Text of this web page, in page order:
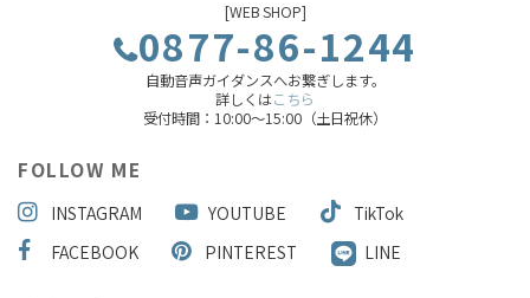
[WEB SHOP]
0877-86-1244
自動音声ガイダンスへお繋ぎします。
詳しくはこちら
受付時間：10:00～15:00（土日祝休）
FOLLOW ME
INSTAGRAM YOUTUBE
TikTok
FACEBOOK
PINTEREST LINE